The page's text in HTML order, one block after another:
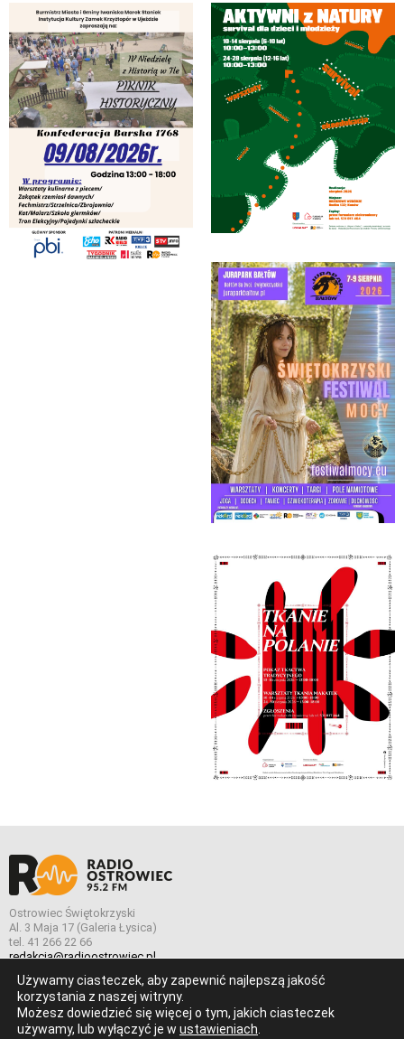
Ostrowiec Świętokrzyski
Al. 3 Maja 17 (Galeria Łysica)
tel. 41 266 22 66
redakcja@radioostrowiec.pl
© Wszelkie prawa zastrzeżone. Radio Ostrowiec 2026 Radio
Używamy ciasteczek, aby zapewnić najlepszą jakość
korzystania z naszej witryny.
Możesz dowiedzieć się więcej o tym, jakich ciasteczek
używamy, lub wyłączyć je w ustawieniach